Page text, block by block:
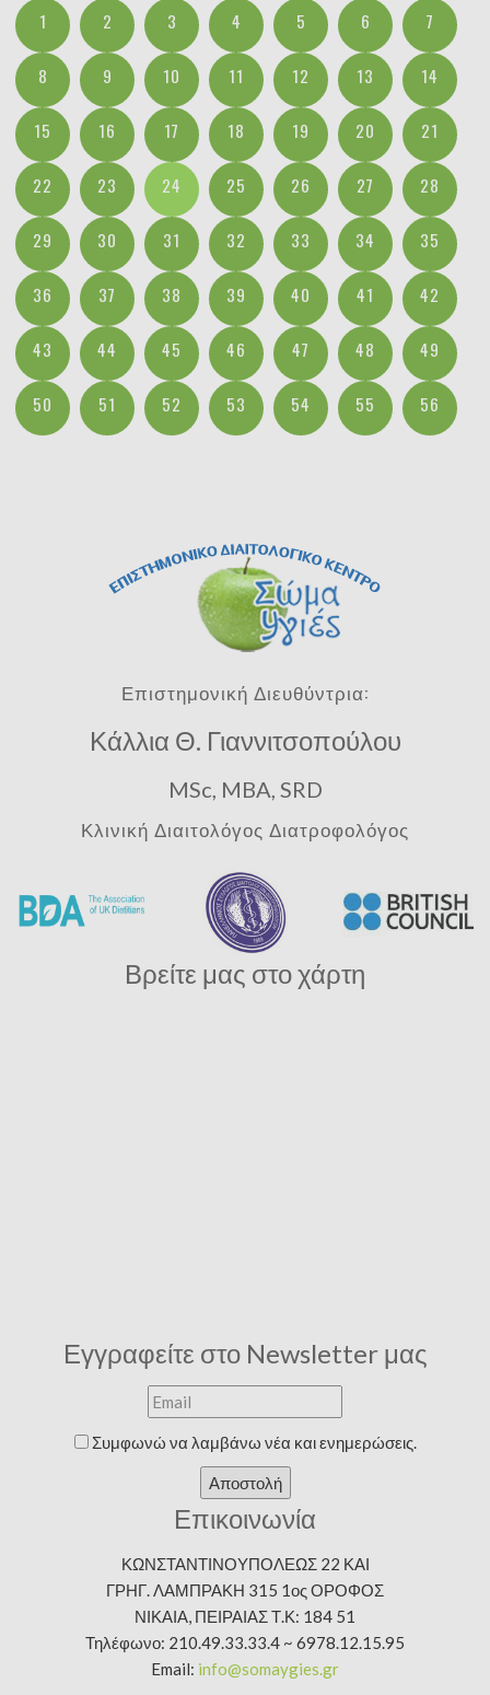
1 2 3 4 5 6 7
8 9 10 11 12 13 14
15 16 17 18 19 20 21
22 23 24 25 26 27 28
29 30 31 32 33 34 35
36 37 38 39 40 41 42
43 44 45 46 47 48 49
50 51 52 53 54 55 56
Επιστημονική Διευθύντρια:
Κάλλια Θ. Γιαννιτσοπούλου
MSc, MBA, SRD
Κλινική Διαιτολόγος Διατροφολόγος
Βρείτε μας στο χάρτη
Εγγραφείτε στο Newsletter μας
Συμφωνώ να λαμβάνω νέα και ενημερώσεις.
Αποστολή
Επικοινωνία
ΚΩΝΣΤΑΝΤΙΝΟΥΠΟΛΕΩΣ 22 ΚΑΙ
ΓΡΗΓ. ΛΑΜΠΡΑΚΗ 315 1ος ΟΡΟΦΟΣ
ΝΙΚΑΙΑ, ΠΕΙΡΑΙΑΣ Τ.Κ: 184 51
Τηλέφωνο: 210.49.33.33.4 ~ 6978.12.15.95
Email: info@somaygies.gr